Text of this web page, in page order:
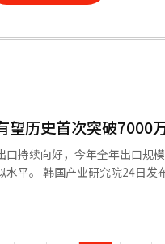
望历史首次突破7000
持续向好，今年全年出口规
告显示，今年韩
，较去年增长2.5%，创下历